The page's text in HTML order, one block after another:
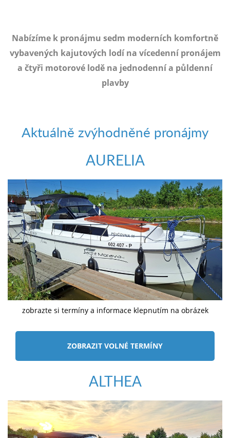
Nabízíme k pronájmu sedm moderních komfortně
vybavených kajutových lodí na vícedenní pronájem
a čtyři motorové lodě na jednodenní a půldenní
plavby
Aktuálně zvýhodněné pronájmy
AURELIA
zobrazte si termíny a informace klepnutím na obrázek
ZOBRAZIT VOLNÉ TERMÍNY
ALTHEA
objednat
poukaz